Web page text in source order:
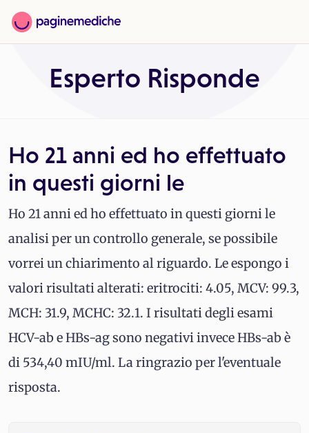
Esperto Risponde
Ho 21 anni ed ho effettuato
in questi giorni le
Ho 21 anni ed ho effettuato in questi giorni le
analisi per un controllo generale, se possibile
vorrei un chiarimento al riguardo. Le espongo i
valori risultati alterati: eritrociti: 4.05, MCV: 99.3,
MCH: 31.9, MCHC: 32.1. I risultati degli esami
HCV-ab e HBs-ag sono negativi invece HBs-ab è
di 534,40 mIU/ml. La ringrazio per l'eventuale
risposta.